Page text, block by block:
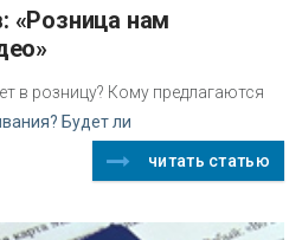
в розницу? Кому предлагаются
Будет ли
читать статью